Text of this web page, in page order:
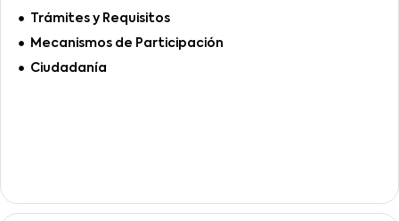
Trámites y Requisitos
Mecanismos de Participación
Ciudadanía